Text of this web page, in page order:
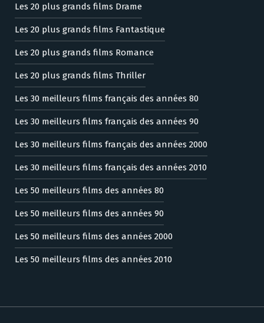
Les 20 plus grands films Drame
Les 20 plus grands films Fantastique
Les 20 plus grands films Romance
Les 20 plus grands films Thriller
Les 30 meilleurs films français des années 80
Les 30 meilleurs films français des années 90
Les 30 meilleurs films français des années 2000
Les 30 meilleurs films français des années 2010
Les 50 meilleurs films des années 80
Les 50 meilleurs films des années 90
Les 50 meilleurs films des années 2000
Les 50 meilleurs films des années 2010